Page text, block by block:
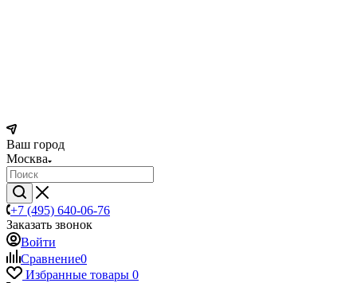
Ваш город
Москва
+7 (495) 640-06-76
Заказать звонок
Войти
Сравнение0
Избранные товары 0